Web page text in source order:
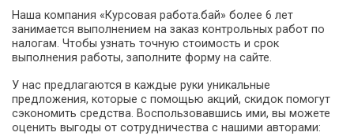
Наша компания «Курсовая работа.бай» более 6 лет
занимается выполнением на заказ контрольных работ по
налогам. Чтобы узнать точную стоимость и срок
выполнения работы, заполните форму на сайте.
У нас предлагаются в каждые руки уникальные
предложения, которые с помощью акций, скидок помогут
сэкономить средства. Воспользовавшись ими, вы можете
оценить выгоды от сотрудничества с нашими авторами: